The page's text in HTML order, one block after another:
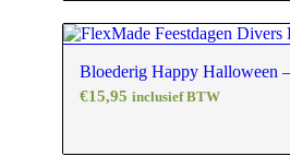
Bloederig Happy Halloween
€15,95 inclusief BTW